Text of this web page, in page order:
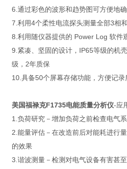
6.通过彩色的波形和趋势图可方便地
7.利用4个柔性电流探头测量全部3相
8.利用随仪器提供的 Power Log 软件
9.紧凑、坚固的设计，IP65等级的
级，2年质保
10.具备50个屏幕存储功能，方便记
美国福禄克F1735电能质量分析仪-应用
1.负荷研究－增加负荷之前检查电气
2.能量评估－在改造前后对能耗进行量
的效果
3.谐波测量－检测对电气设备有害甚